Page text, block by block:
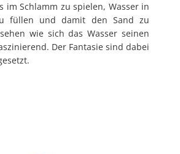
im Schlamm zu spielen, Wasser in
füllen und damit den Sand zu
wie sich das Wasser seinen
Der Fantasie sind dabei